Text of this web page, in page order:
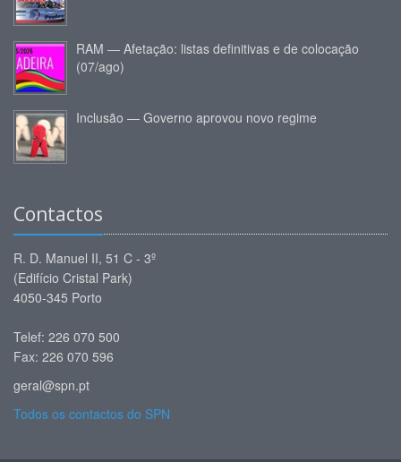
RAM — Afetação: listas definitivas e de colocação
(07/ago)
Inclusão — Governo aprovou novo regime
Contactos
R. D. Manuel II, 51 C - 3º
(Edifício Cristal Park)
4050-345 Porto
Telef: 226 070 500
Fax: 226 070 596
geral@spn.pt
Todos os contactos do SPN